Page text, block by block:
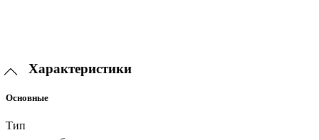
Характеристики
Основные
Тип